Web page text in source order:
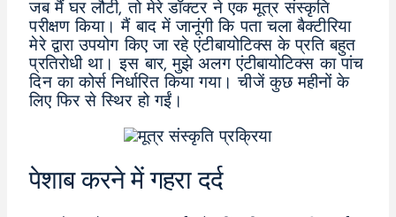
जब मैं घर लौटी, तो मेरे डॉक्टर ने एक मूत्र संस्कृति
परीक्षण किया। मैं बाद में जानूंगी कि पता चला बैक्टीरिया
मेरे द्वारा उपयोग किए जा रहे एंटीबायोटिक्स के प्रति बहुत
प्रतिरोधी था। इस बार, मुझे अलग एंटीबायोटिक्स का पांच
दिन का कोर्स निर्धारित किया गया। चीजें कुछ महीनों के
लिए फिर से स्थिर हो गईं।
पेशाब करने में गहरा दर्द